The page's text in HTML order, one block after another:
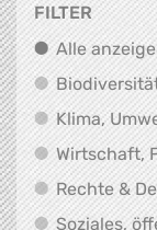
FILTER
Alle
Klima,
Wirtschaft,
Rechte &
Soziales,